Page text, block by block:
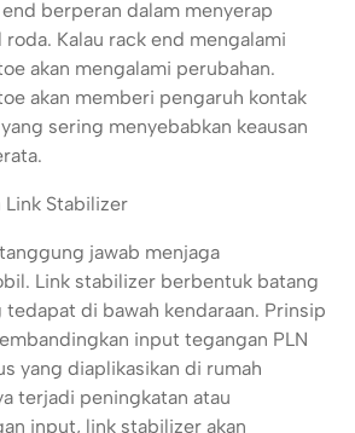
berperan dalam menyerap
Kalau rack end mengalami
akan mengalami perubahan.
akan memberi pengaruh kontak
sering menyebabkan keausan
Link Stabilizer
jawab menjaga
Link stabilizer berbentuk batang
tedapat di bawah kendaraan. Prinsip
input tegangan PLN
yang diaplikasikan di rumah
terjadi peningkatan atau
input, link stabilizer akan